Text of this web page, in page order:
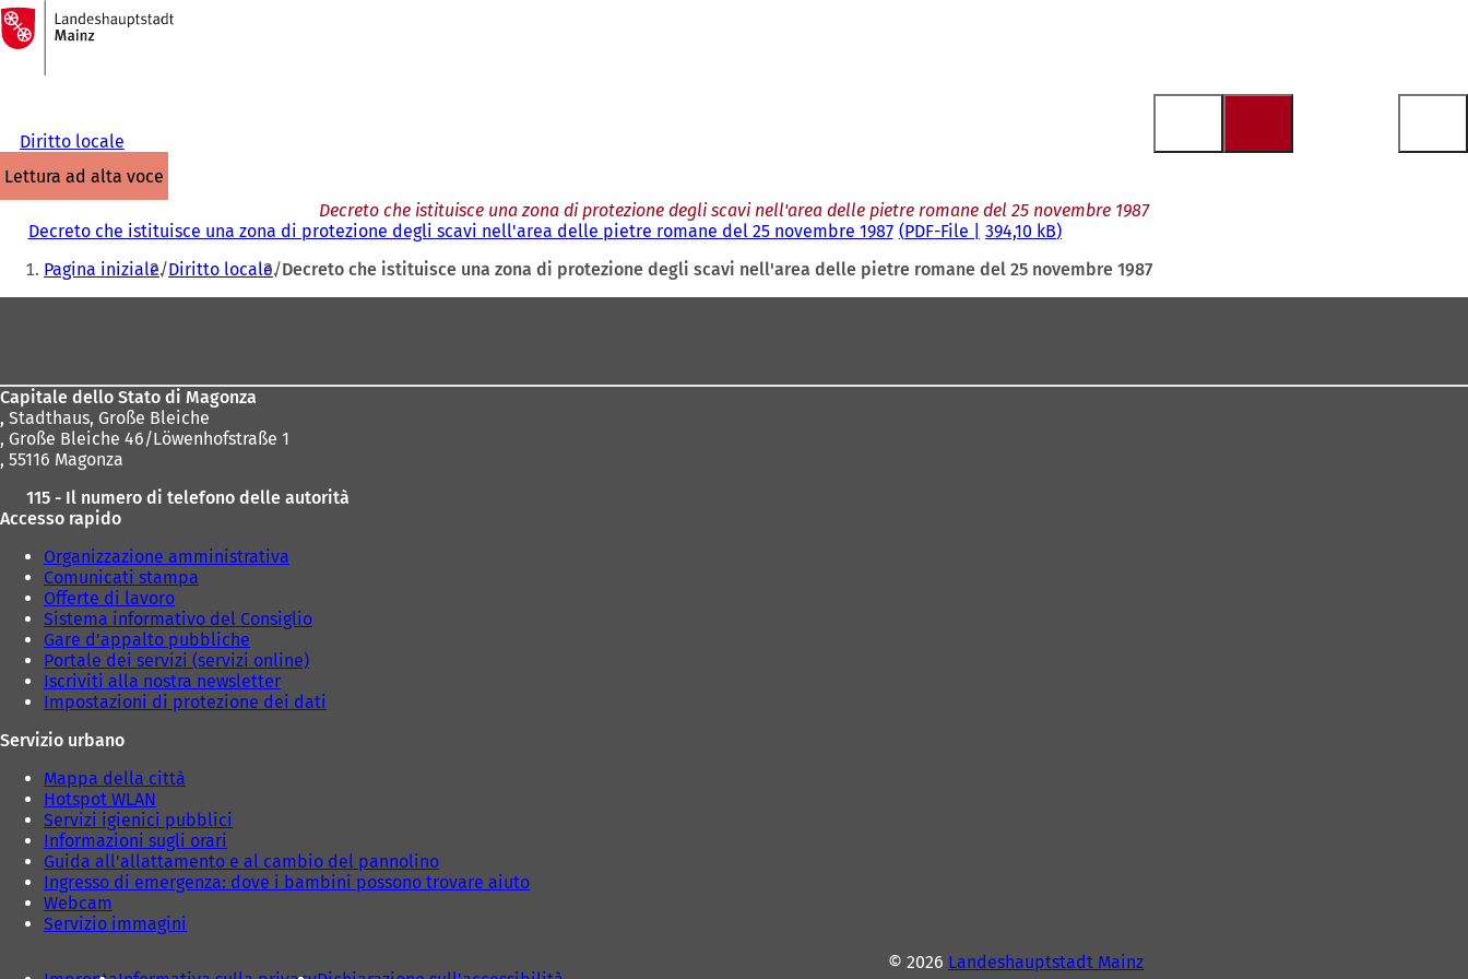
Vai al contenuto
Alla
pagina
iniziale
Diritto locale
lettura ad alta voce
Decreto che istituisce una zona di protezione degli scavi nell'area delle pietre romane del 25 novembre 1987
Decreto che istituisce una zona di protezione degli scavi nell'area delle pietre romane del 25 novembre 1987 PDF-File 394,10 kB
Siete
qui:
Pagina iniziale Diritto locale Decreto che istituisce una zona di protezione degli scavi nell'area delle pietre romane del 25 novembre 1987
Capitale dello Stato di Magonza
, Stadthaus, Große Bleiche
, Große Bleiche 46/Löwenhofstraße 1
, 55116 Magonza
115 - Il numero di telefono delle autorità
Accesso rapido
Organizzazione amministrativa
Comunicati stampa
Offerte di lavoro
Sistema informativo del Consiglio
Gare d'appalto pubbliche
Portale dei servizi (servizi online)
Iscriviti alla nostra newsletter
Impostazioni di protezione dei dati
Servizio urbano
Mappa della città
Hotspot WLAN
Servizi igienici pubblici
Informazioni sugli orari
Guida all'allattamento e al cambio del pannolino
Ingresso di emergenza: dove i bambini possono trovare aiuto
Webcam
Servizio immagini
© 2026 Landeshauptstadt Mainz